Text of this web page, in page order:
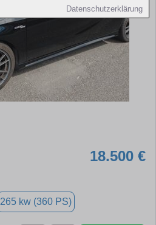
Datenschutzerklärung
18.500 €
265 kw (360 PS)